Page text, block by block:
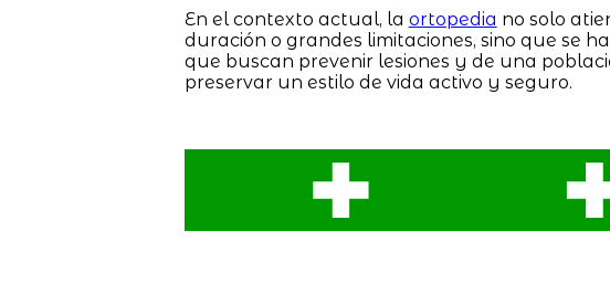
En el contexto actual, la ortopedia no solo
duración o grandes limitaciones, sino que se
que buscan prevenir lesiones y de una
preservar un estilo de vida activo y seguro.